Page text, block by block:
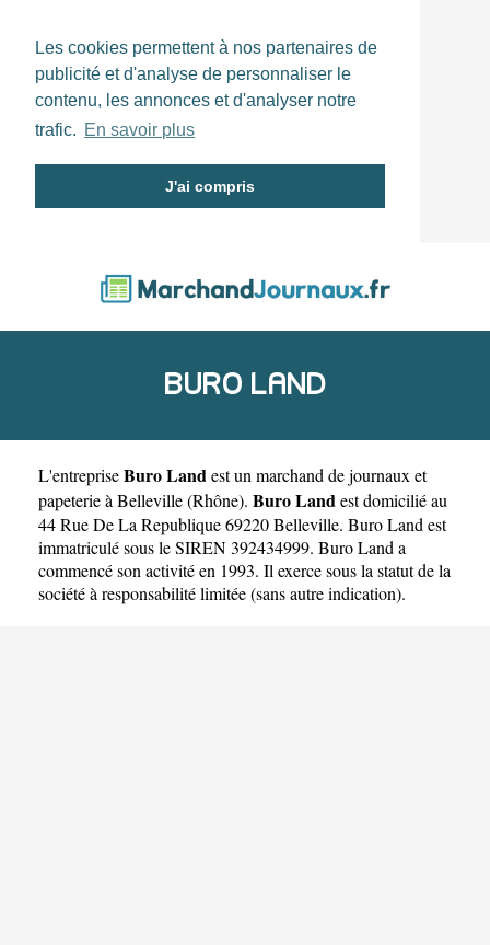
Les cookies permettent à nos partenaires de
publicité et d'analyse de personnaliser le
contenu, les annonces et d'analyser notre
trafic. En savoir plus
J'ai compris
BURO LAND
L'entrepriseBuro Landest un marchand de journaux et
papeterie à Belleville(Rhône). Buro Landest domicilié au
44 Rue De La Republique 69220 Belleville. Buro Land est
immatriculé sous le SIREN 392434999. Buro Land a
commencé son activité en 1993. Il exerce sous la statut de la
société à responsabilité limitée (sans autre indication).